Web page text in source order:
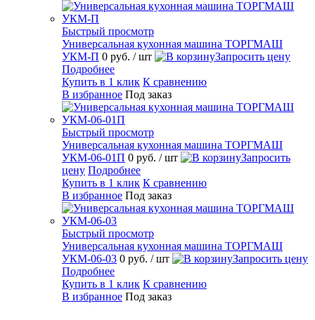
Быстрый просмотр
Универсальная кухонная машина ТОРГМАШ
УКМ-П 0 руб. / шт
Запросить цену
Подробнее
Купить в 1 клик К сравнению
В избранное Под заказ
Быстрый просмотр
Универсальная кухонная машина ТОРГМАШ
УКМ-06-01П 0 руб. / шт
Запросить
цену Подробнее
Купить в 1 клик К сравнению
В избранное Под заказ
Быстрый просмотр
Универсальная кухонная машина ТОРГМАШ
УКМ-06-03 0 руб. / шт
Запросить цену
Подробнее
Купить в 1 клик К сравнению
В избранное Под заказ